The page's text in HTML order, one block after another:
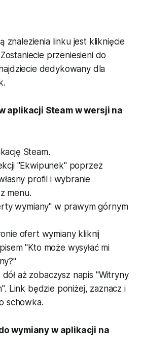
znalezienia linku jest kliknięcie
przeniesieni do
dedykowany dla
aplikacji Steam w wersji na
Steam.
"Ekwipunek" poprzez
profil i wybranie
menu.
wymiany" w prawym górnym
ofert wymiany kliknij
"Kto może wysyłać mi
aż zobaczysz napis "Witryny
Link będzie poniżej, zaznacz i
schowka.
wymiany w aplikacji na